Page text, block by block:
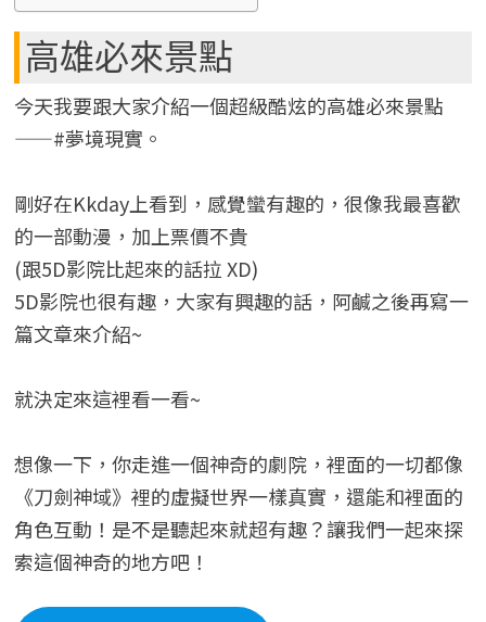
高雄必來景點
今天我要跟大家介紹一個超級酷炫的高雄必來景點
——#夢境現實。
剛好在Kkday上看到，感覺蠻有趣的，很像我最喜歡
的一部動漫，加上票價不貴
(跟5D影院比起來的話拉 XD)
5D影院也很有趣，大家有興趣的話，阿鹹之後再寫一
篇文章來介紹~
就決定來這裡看一看~
想像一下，你走進一個神奇的劇院，裡面的一切都像
《刀劍神域》裡的虛擬世界一樣真實，還能和裡面的
角色互動！是不是聽起來就超有趣？讓我們一起來探
索這個神奇的地方吧！